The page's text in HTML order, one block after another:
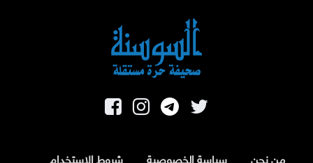
من نحن سياسة الخصوصية شروط الاستخدام